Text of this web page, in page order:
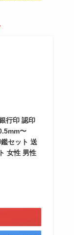
行印 認印
〜
セット 送
女性 男性